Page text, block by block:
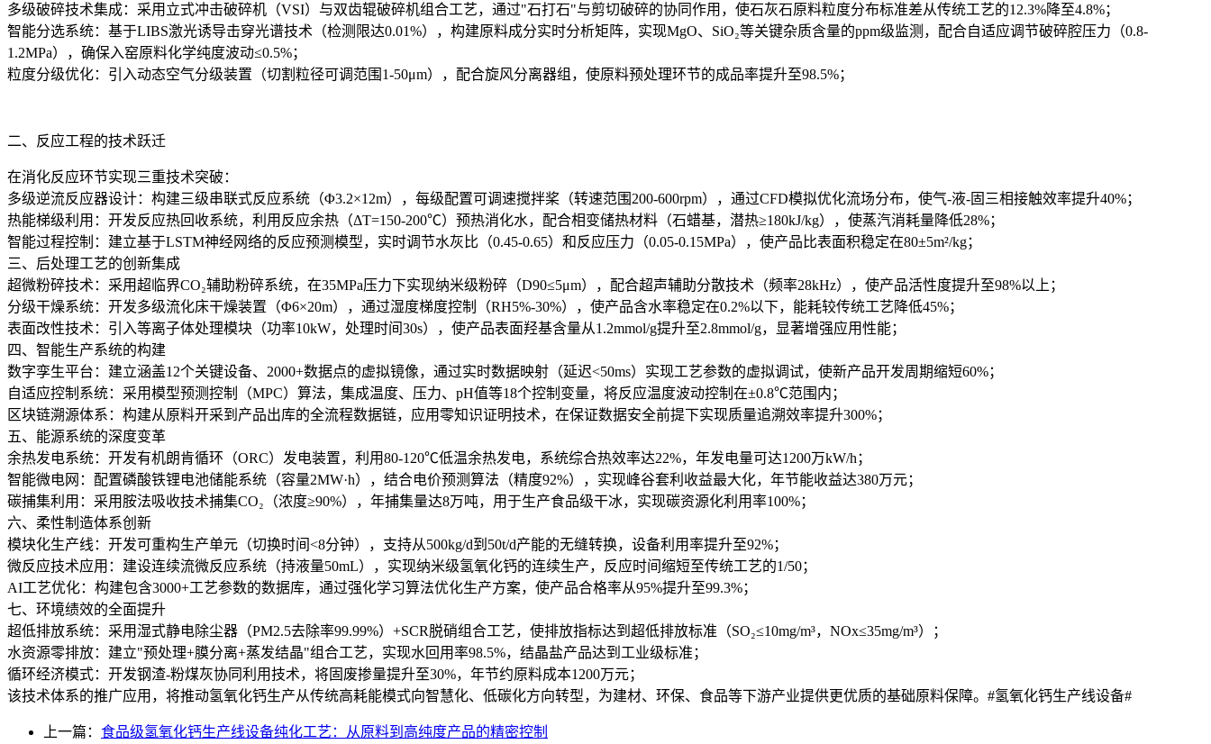
多级破碎技术集成：采用立式冲击破碎机（VSI）与双齿辊破碎机组合工艺，通过"石打石"与剪切破碎的协同作用，使石灰石原料粒度分布标准差从传统工艺的12.3%降至4.8%；
智能分选系统：基于LIBS激光诱导击穿光谱技术（检测限达0.01%），构建原料成分实时分析矩阵，实现MgO、SiO₂等关键杂质含量的ppm级监测，配合自适应调节破碎腔压力（0.8-
1.2MPa），确保入窑原料化学纯度波动≤0.5%；
粒度分级优化：引入动态空气分级装置（切割粒径可调范围1-50μm），配合旋风分离器组，使原料预处理环节的成品率提升至98.5%；
二、反应工程的技术跃迁
在消化反应环节实现三重技术突破：
多级逆流反应器设计：构建三级串联式反应系统（Φ3.2×12m），每级配置可调速搅拌桨（转速范围200-600rpm），通过CFD模拟优化流场分布，使气-液-固三相接触效率提升40%；
热能梯级利用：开发反应热回收系统，利用反应余热（ΔT=150-200℃）预热消化水，配合相变储热材料（石蜡基，潜热≥180kJ/kg），使蒸汽消耗量降低28%；
智能过程控制：建立基于LSTM神经网络的反应预测模型，实时调节水灰比（0.45-0.65）和反应压力（0.05-0.15MPa），使产品比表面积稳定在80±5m²/kg；
三、后处理工艺的创新集成
超微粉碎技术：采用超临界CO₂辅助粉碎系统，在35MPa压力下实现纳米级粉碎（D90≤5μm），配合超声辅助分散技术（频率28kHz），使产品活性度提升至98%以上；
分级干燥系统：开发多级流化床干燥装置（Φ6×20m），通过湿度梯度控制（RH5%-30%），使产品含水率稳定在0.2%以下，能耗较传统工艺降低45%；
表面改性技术：引入等离子体处理模块（功率10kW，处理时间30s），使产品表面羟基含量从1.2mmol/g提升至2.8mmol/g，显著增强应用性能；
四、智能生产系统的构建
数字孪生平台：建立涵盖12个关键设备、2000+数据点的虚拟镜像，通过实时数据映射（延迟<50ms）实现工艺参数的虚拟调试，使新产品开发周期缩短60%；
自适应控制系统：采用模型预测控制（MPC）算法，集成温度、压力、pH值等18个控制变量，将反应温度波动控制在±0.8℃范围内；
区块链溯源体系：构建从原料开采到产品出库的全流程数据链，应用零知识证明技术，在保证数据安全前提下实现质量追溯效率提升300%；
五、能源系统的深度变革
余热发电系统：开发有机朗肯循环（ORC）发电装置，利用80-120℃低温余热发电，系统综合热效率达22%，年发电量可达1200万kW/h；
智能微电网：配置磷酸铁锂电池储能系统（容量2MW·h），结合电价预测算法（精度92%），实现峰谷套利收益最大化，年节能收益达380万元；
碳捕集利用：采用胺法吸收技术捕集CO₂（浓度≥90%），年捕集量达8万吨，用于生产食品级干冰，实现碳资源化利用率100%；
六、柔性制造体系创新
模块化生产线：开发可重构生产单元（切换时间<8分钟），支持从500kg/d到50t/d产能的无缝转换，设备利用率提升至92%；
微反应技术应用：建设连续流微反应系统（持液量50mL），实现纳米级氢氧化钙的连续生产，反应时间缩短至传统工艺的1/50；
AI工艺优化：构建包含3000+工艺参数的数据库，通过强化学习算法优化生产方案，使产品合格率从95%提升至99.3%；
七、环境绩效的全面提升
超低排放系统：采用湿式静电除尘器（PM2.5去除率99.99%）+SCR脱硝组合工艺，使排放指标达到超低排放标准（SO₂≤10mg/m³，NOx≤35mg/m³）；
水资源零排放：建立"预处理+膜分离+蒸发结晶"组合工艺，实现水回用率98.5%，结晶盐产品达到工业级标准；
循环经济模式：开发钢渣-粉煤灰协同利用技术，将固废掺量提升至30%，年节约原料成本1200万元；
该技术体系的推广应用，将推动氢氧化钙生产从传统高耗能模式向智慧化、低碳化方向转型，为建材、环保、食品等下游产业提供更优质的基础原料保障。#氢氧化钙生产线设备#
上一篇： 食品级氢氧化钙生产线设备纯化工艺：从原料到高纯度产品的精密控制